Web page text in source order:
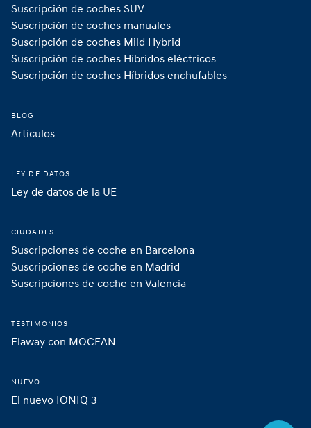
Suscripción de coches SUV
Suscripción de coches manuales
Suscripción de coches Mild Hybrid
Suscripción de coches Híbridos eléctricos
Suscripción de coches Híbridos enchufables
BLOG
Artículos
LEY DE DATOS
Ley de datos de la UE
CIUDADES
Suscripciones de coche en Barcelona
Suscripciones de coche en Madrid
Suscripciones de coche en Valencia
TESTIMONIOS
Elaway con MOCEAN
NUEVO
El nuevo IONIQ 3